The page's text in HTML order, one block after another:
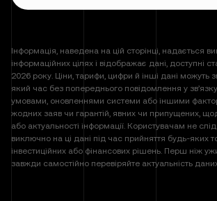
Інформація, наведена на цій сторінці, надається
інформаційних цілях і відображає дані, доступні
2026 року. Ціни, тарифи, цифри й інші дані можуть
який час без попереднього повідомлення у
умовами, оновленнями системи або іншими
жодних заяв чи гарантій, явних чи припущених,
або актуальності інформації. Користувачам не
виключно на ці дані під час прийняття будь-яких
інвестиційних або фінансових рішень. Перш ніж
завжди самостійно перевіряйте актуальність